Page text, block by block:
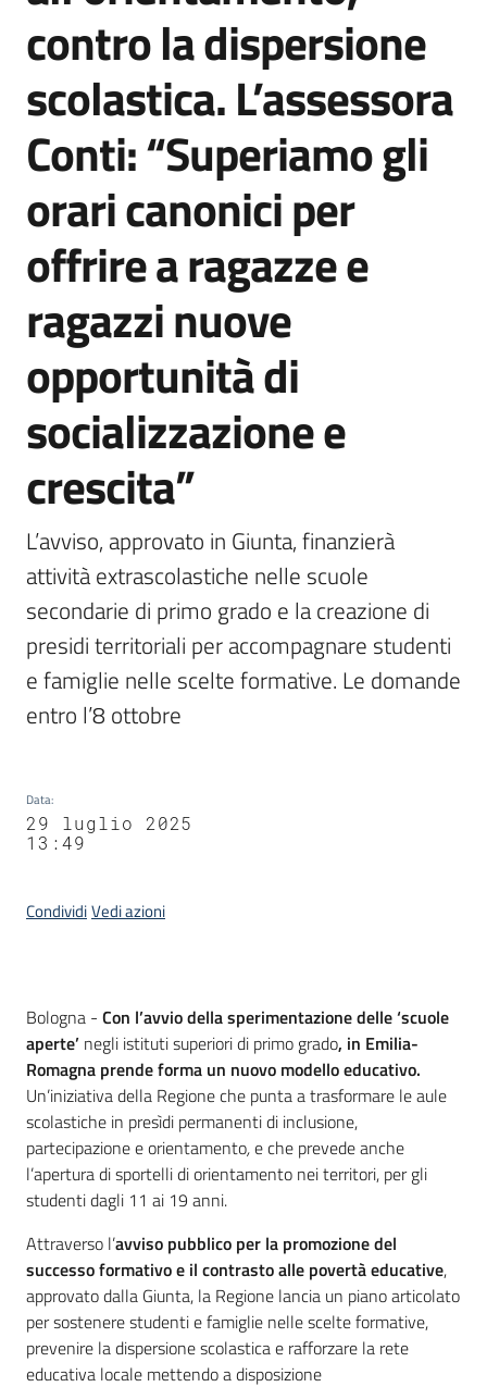
contro la dispersione
scolastica. L’assessora
Conti: “Superiamo gli
orari canonici per
offrire a ragazze e
ragazzi nuove
opportunità di
socializzazione e
crescita”
L’avviso, approvato in Giunta, finanzierà
attività extrascolastiche nelle scuole
secondarie di primo grado e la creazione di
presidi territoriali per accompagnare studenti
e famiglie nelle scelte formative. Le domande
entro l’8 ottobre
Data:
29 luglio 2025
13:49
CondividiVedi azioni
Contenuto
Bologna - Con l’avvio della sperimentazione delle ‘scuole
aperte’ negli istituti superiori di primo grado, in Emilia-
Romagna prende forma un nuovo modello educativo.
Un’iniziativa della Regione che punta a trasformare le aule
scolastiche in presìdi permanenti di inclusione,
partecipazione e orientamento,e che prevede anche
l’apertura di sportelli di orientamento nei territori, per gli
studenti dagli 11 ai 19 anni.
Attraverso l’avviso pubblico per la promozione del
successo formativo e il contrasto alle povertà educative,
approvato dalla Giunta, la Regione lancia un piano articolato
per sostenere studenti e famiglie nelle scelte formative,
prevenire la dispersione scolastica e rafforzare la rete
educativa locale mettendo a disposizione